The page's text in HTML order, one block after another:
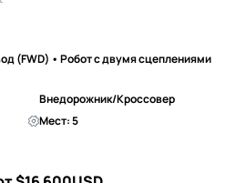
(FWD) • Робот с двумя сцеплениями
Внедорожник/Кроссовер
Мест: 5